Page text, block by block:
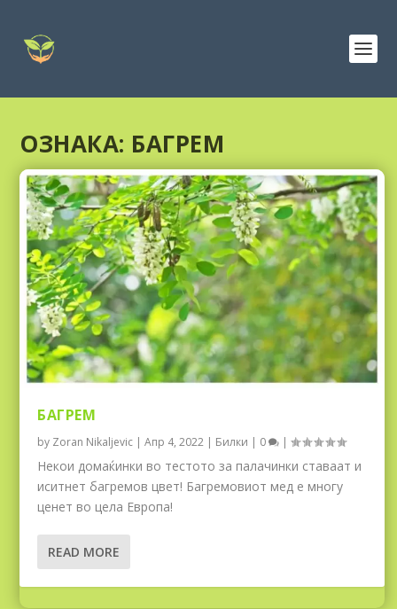
ОЗНАКА: БАГРЕМ
БАГРЕМ
by Zoran Nikaljevic |Апр 4, 2022 | Билки | 0 |
Некои домаќинки во тестото за палачинки ставаат и
иситнет багремов цвет! Багремовиот мед е многу
ценет во цела Европа!
READ MORE